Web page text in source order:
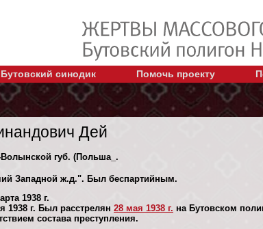
Бутовский синодик Помочь проекту
Дей
губ. (Польша_.
Западной ж.д.". Был беспартийным.
1938 г.
г. Был расстрелян 28 мая 1938 г. на Бутовском
состава преступления.